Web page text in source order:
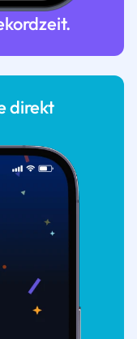
direkt